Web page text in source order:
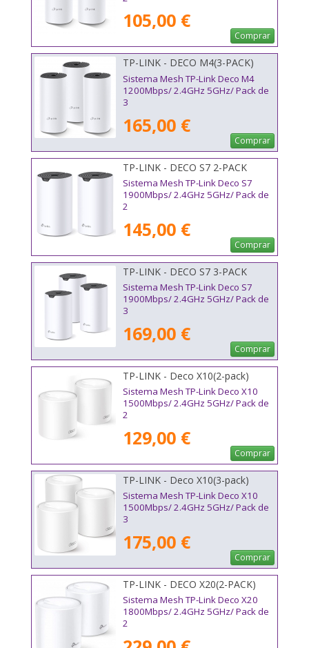
105,00 €
Comprar
TP-LINK - DECO M4(3-PACK)
Sistema Mesh TP-Link Deco M4
1200Mbps/ 2.4GHz 5GHz/ Pack de
3
165,00 €
Comprar
TP-LINK - DECO S7 2-PACK
Sistema Mesh TP-Link Deco S7
1900Mbps/ 2.4GHz 5GHz/ Pack de
2
145,00 €
Comprar
TP-LINK - DECO S7 3-PACK
Sistema Mesh TP-Link Deco S7
1900Mbps/ 2.4GHz 5GHz/ Pack de
3
169,00 €
Comprar
TP-LINK - Deco X10(2-pack)
Sistema Mesh TP-Link Deco X10
1500Mbps/ 2.4GHz 5GHz/ Pack de
2
129,00 €
Comprar
TP-LINK - Deco X10(3-pack)
Sistema Mesh TP-Link Deco X10
1500Mbps/ 2.4GHz 5GHz/ Pack de
3
175,00 €
Comprar
TP-LINK - DECO X20(2-PACK)
Sistema Mesh TP-Link Deco X20
1800Mbps/ 2.4GHz 5GHz/ Pack de
2